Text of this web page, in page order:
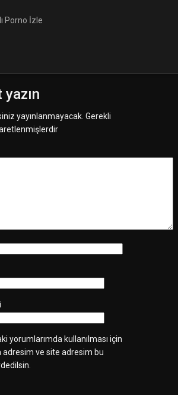
Porno İzle
yazın
yayınlanmayacak. Gerekli
yorumlarımda kullanılması için
adresim ve site adresim bu